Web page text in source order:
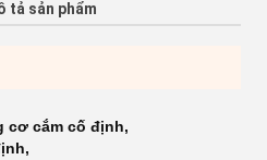
tả sản phẩm
cơ cắm cố định,
,